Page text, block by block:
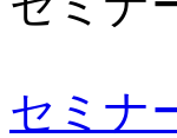
セミナ